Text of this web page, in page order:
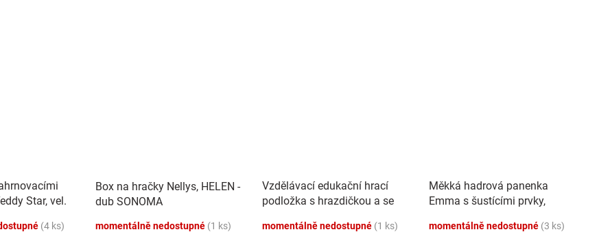
Star, vel.
(4 ks)
Box na hračky Nellys, HELEN -
dub SONOMA
momentálně nedostupné (1 ks)
Vzdělávací edukační hrací
podložka s hrazdičkou a se
momentálně nedostupné (1 ks)
Měkká hadrová panenka
Emma s šustícími prvky,
momentálně nedostupné (3 ks)